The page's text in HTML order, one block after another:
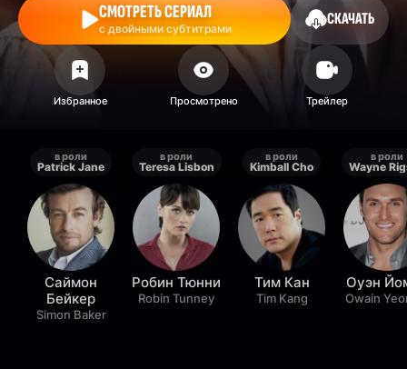
СМОТРЕТЬ СЕРИАЛ
с двойными субтитрами
СКАЧАТЬ
в роли
Patrick Jane
Саймон
Бейкер
Simon Baker
в роли
Teresa Lisbon
Робин Тюнни
Robin Tunney
в роли
Kimball Cho
Тим Кан
Tim Kang
в роли
Wayne
Оуэн
Owain